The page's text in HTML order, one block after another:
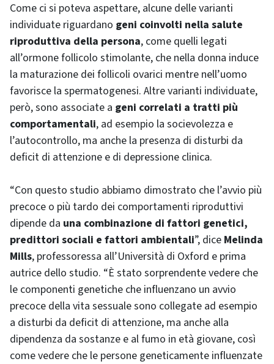
Come ci si poteva aspettare, alcune delle varianti
individuate riguardano geni coinvolti nella salute
riproduttiva della persona, come quelli legati
all’ormone follicolo stimolante, che nella donna induce
la maturazione dei follicoli ovarici mentre nell’uomo
favorisce la spermatogenesi. Altre varianti individuate,
però, sono associate a geni correlati a tratti più
comportamentali, ad esempio la socievolezza e
l’autocontrollo, ma anche la presenza di disturbi da
deficit di attenzione e di depressione clinica.
“Con questo studio abbiamo dimostrato che l’avvio più
precoce o più tardo dei comportamenti riproduttivi
dipende da una combinazione di fattori genetici,
predittori sociali e fattori ambientali”, dice Melinda
Mills, professoressa all’Università di Oxford e prima
autrice dello studio. “È stato sorprendente vedere che
le componenti genetiche che influenzano un avvio
precoce della vita sessuale sono collegate ad esempio
a disturbi da deficit di attenzione, ma anche alla
dipendenza da sostanze e al fumo in età giovane, così
come vedere che le persone geneticamente influenzate